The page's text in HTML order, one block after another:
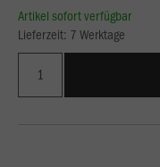
Artikel sofort verfügbar
Lieferzeit: 7 Werktage